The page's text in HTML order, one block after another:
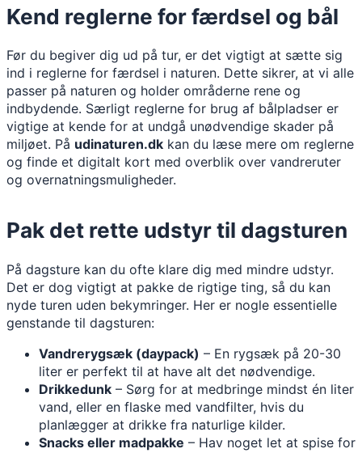
Kend reglerne for færdsel og bål
Før du begiver dig ud på tur, er det vigtigt at sætte sig
ind i reglerne for færdsel i naturen. Dette sikrer, at vi alle
passer på naturen og holder områderne rene og
indbydende. Særligt reglerne for brug af bålpladser er
vigtige at kende for at undgå unødvendige skader på
miljøet. På udinaturen.dk kan du læse mere om reglerne
og finde et digitalt kort med overblik over vandreruter
og overnatningsmuligheder.
Pak det rette udstyr til dagsturen
På dagsture kan du ofte klare dig med mindre udstyr.
Det er dog vigtigt at pakke de rigtige ting, så du kan
nyde turen uden bekymringer. Her er nogle essentielle
genstande til dagsturen:
Vandrerygsæk (daypack) – En rygsæk på 20-30
liter er perfekt til at have alt det nødvendige.
Drikkedunk – Sørg for at medbringe mindst én liter
vand, eller en flaske med vandfilter, hvis du
planlægger at drikke fra naturlige kilder.
Snacks eller madpakke – Hav noget let at spise for